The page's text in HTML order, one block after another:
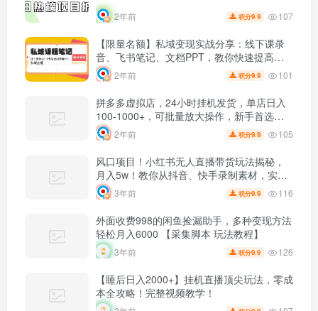
2年前 积分9.9 107
【限量名额】私域变现实战分享：线下课录
音、飞书笔记、文档PPT，教你快速提高变
现效率！
2年前 积分9.9 101
拼多多虚拟店，24小时挂机发货，单店日入
100-1000+，可批量放大操作，新手首选项
目。2年前 积分9.9 105
风口项目！小红书无人直播带货玩法揭秘，
月入5w！教你从抖音、快手录制素材，实现
流量野蛮生长！
3年前 积分9.9 116
外面收费998的闲鱼捡漏助手，多种变现方法
轻松月入6000 【采集脚本 玩法教程】
3年前 积分9.9 126
【睡后日入2000+】挂机直播顶尖玩法，零成
本全攻略！完整视频教学！